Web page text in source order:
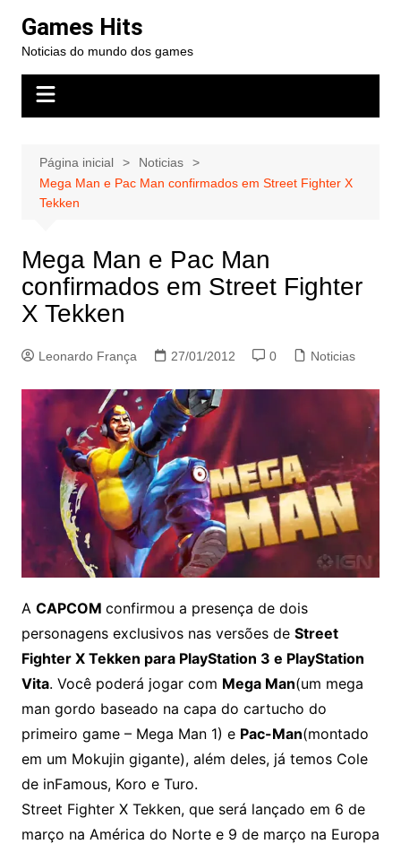
para
conteúdo
Games Hits
Noticias do mundo dos games
Página inicial
Noticias
Mega Man e Pac Man confirmados em Street Fighter X
Tekken
Mega Man e Pac Man
confirmados em Street Fighter
X Tekken
Leonardo França 27/01/2012 0 Noticias
A CAPCOM confirmou a presença de dois
personagens exclusivos nas versões de Street
Fighter X Tekken para PlayStation 3 e PlayStation
Vita. Você poderá jogar com Mega Man(um mega
man gordo baseado na capa do cartucho do
primeiro game – Mega Man 1) e Pac-Man(montado
em um Mokujin gigante), além deles, já temos Cole
de inFamous, Koro e Turo.
Street Fighter X Tekken, que será lançado em 6 de
março na América do Norte e 9 de março na Europa